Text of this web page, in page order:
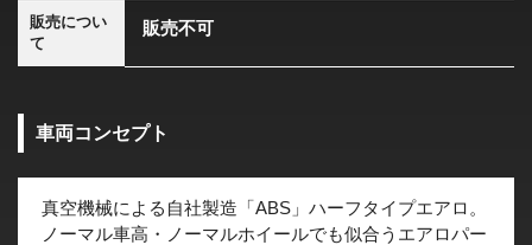
販売につい
て
販売不可
車両コンセプト
真空機械による自社製造「ABS」ハーフタイプエアロ。
ノーマル車高・ノーマルホイールでも似合うエアロパー